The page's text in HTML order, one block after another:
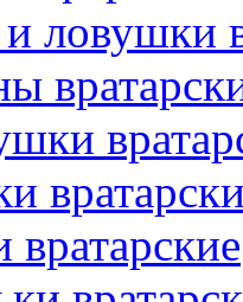
ловушки
вратарские